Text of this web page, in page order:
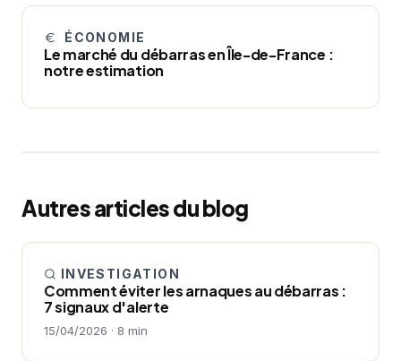
ÉCONOMIE
Le marché du débarras en Île-de-France :
notre estimation
Autres articles du blog
INVESTIGATION
Comment éviter les arnaques au débarras :
7 signaux d'alerte
15/04/2026 · 8 min